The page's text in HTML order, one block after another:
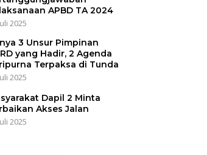
APBD TA 2024
2025
3 Unsur Pimpinan
yang Hadir, 2 Agenda
Terpaksa di Tunda
2025
Dapil 2 Minta
Akses Jalan
2025